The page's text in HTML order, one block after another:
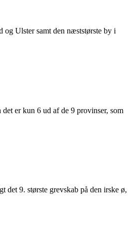
og Ulster samt den næststørste by i
er kun 6 ud af de 9 provinser, som
det 9. største grevskab på den irske ø,